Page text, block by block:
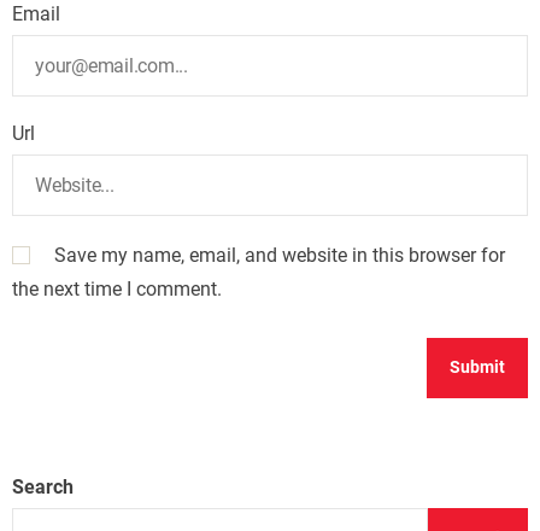
Email
Url
Save my name, email, and website in this browser for
the next time I comment.
Search